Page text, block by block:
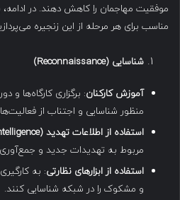
موفقیت مهاجمان را کاهش دهند. در ادامه،
مناسب برای هر مرحله از این زنجیره
شناسایی (Reconnaissance)
آموزش کارکنان: برگزاری کارگاه‌ها و
منظور شناسایی و اجتناب از
استفاده از اطلاعات تهدید (Threat Intelligence)
مربوط به تهدیدات جدید و جمع‌آوری
استفاده از ابزارهای نظارتی: به
و مشکوک را در شبکه شناسایی کنند.